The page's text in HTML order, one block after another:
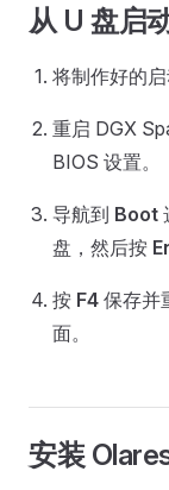
从 U 盘启
将制作好的启
重启 DGX
BIOS 设置。
导航到 Boot
盘，然后按
按 F4 保存并
面。
安装